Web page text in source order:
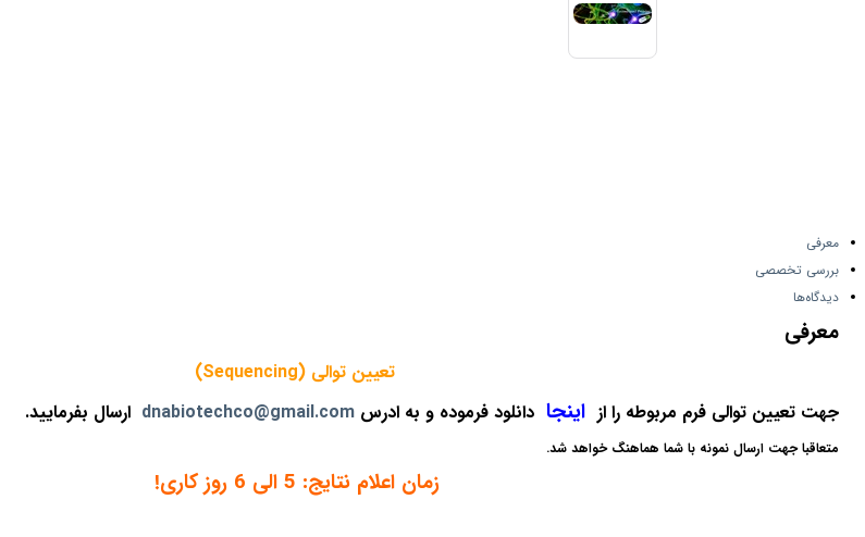
معرفی
بررسی تخصصی
دیدگاه‌ها
معرفی
تعیین توالی (Sequencing)
جهت تعیین توالی فرم مربوطه را از اینجا دانلود فرموده و به ادرس dnabiotechco@gmail.com ارسال بفرمایید.
متعاقبا جهت ارسال نمونه با شما هماهنگ خواهد شد.
زمان اعلام نتایج: 5 الی 6 روز کاری!